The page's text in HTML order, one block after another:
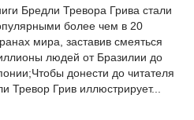
Бредли Тревора Грива стали
более чем в 20
мира, заставив смеяться
людей от Бразилии до
донести до читателя
Тревор Грив иллюстрирует...